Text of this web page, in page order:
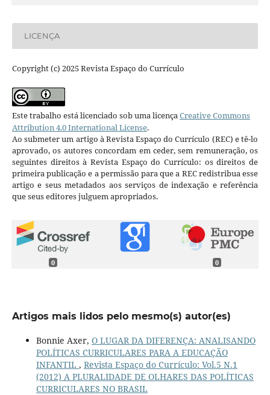
LICENÇA
Copyright (c) 2025 Revista Espaço do Currículo
Este trabalho está licenciado sob uma licençaCreative Commons
Attribution 4.0 International License.
Ao submeter um artigo à Revista Espaço do Currículo (REC) e tê-lo
aprovado, os autores concordam em ceder, sem remuneração, os
seguintes direitos à Revista Espaço do Currículo: os direitos de
primeira publicação e a permissão para que a REC redistribua esse
artigo e seus metadados aos serviços de indexação e referência
que seus editores julguem apropriados.
0 0
Artigos mais lidos pelo mesmo(s) autor(es)
Bonnie Axer, O LUGAR DA DIFERENÇA: ANALISANDO
POLÍTICAS CURRICULARES PARA A EDUCAÇÃO
INFANTIL , Revista Espaço do Currículo: Vol.5 N.1
(2012) A PLURALIDADE DE OLHARES DAS POLÍTICAS
CURRICULARES NO BRASIL